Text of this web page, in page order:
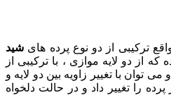
از دو نوع پرده های شید
لایه موازی ، با ترکیبی از
زاویه بین دو لایه و
داد و در حالت دلخواه